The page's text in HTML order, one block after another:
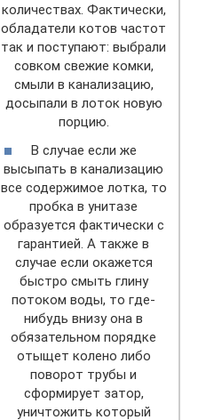
количествах. Фактически,
обладатели котов частот
так и поступают: выбрали
совком свежие комки,
смыли в канализацию,
досыпали в лоток новую
порцию.
В случае если же
высыпать в канализацию
все содержимое лотка, то
пробка в унитазе
образуется фактически с
гарантией. А также в
случае если окажется
быстро смыть глину
потоком воды, то где-
нибудь внизу она в
обязательном порядке
отыщет колено либо
поворот трубы и
сформирует затор,
уничтожить который